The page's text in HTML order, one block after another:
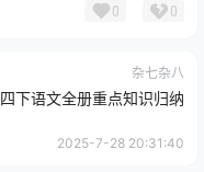
0 0
杂七杂八
四下语文全册重点知识归纳
2025-7-28 20:31:40